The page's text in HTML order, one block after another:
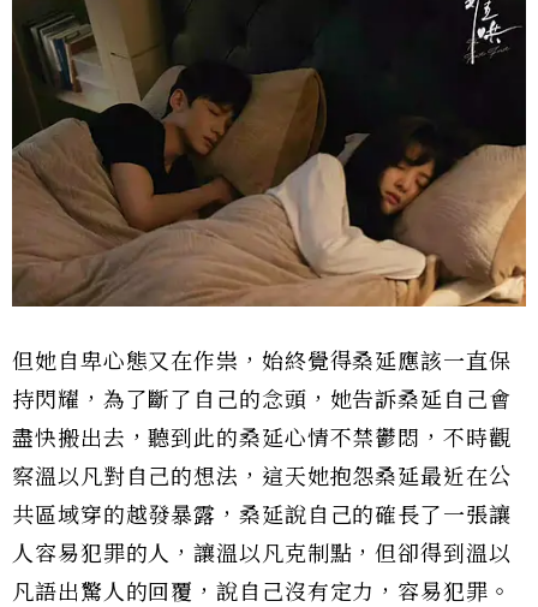
但她自卑心態又在作祟，始終覺得桑延應該一直保
持閃耀，為了斷了自己的念頭，她告訴桑延自己會
盡快搬出去，聽到此的桑延心情不禁鬱悶，不時觀
察溫以凡對自己的想法，這天她抱怨桑延最近在公
共區域穿的越發暴露，桑延說自己的確長了一張讓
人容易犯罪的人，讓溫以凡克制點，但卻得到溫以
凡語出驚人的回覆，說自己沒有定力，容易犯罪。